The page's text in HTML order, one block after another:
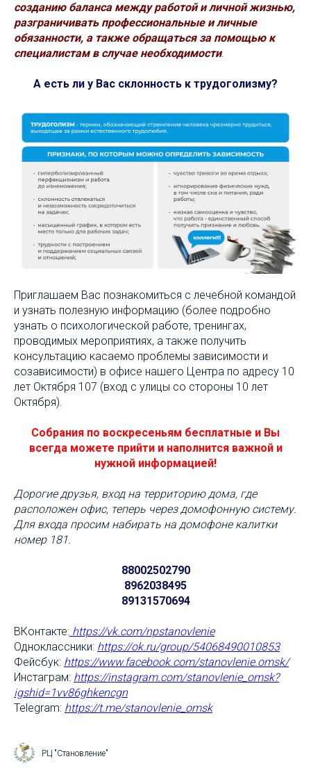
созданию баланса между работой и личной жизнью,
разграничивать профессиональные и личные
обязанности, а также обращаться за помощью к
специалистам в случае необходимости.
А есть ли у Вас склонность к трудоголизму?
Приглашаем Вас познакомиться с лечебной командой
и узнать полезную информацию (более подробно
узнать о психологической работе, тренингах,
проводимых мероприятиях, а также получить
консультацию касаемо проблемы зависимости и
созависимости) в офисе нашего Центра по адресу 10
лет Октября 107 (вход с улицы со стороны 10 лет
Октября).
Собрания по воскресеньям бесплатные и Вы
всегда можете прийти и наполнится важной и
нужной информацией!
Дорогие друзья, вход на территорию дома, где
расположен офис, теперь через домофонную систему.
Для входа просим набирать на домофоне калитки
номер 181.
88002502790
8962038495
89131570694
ВКонтакте: https://vk.com/npstanovlenie
Одноклассники: https://ok.ru/group/54068490010853
Фейсбук: https://www.facebook.com/stanovlenie.omsk/
Инстаграм: https://instagram.com/stanovlenie_omsk?
igshid=1vv86ghkencgn
Telegram: https://t.me/stanovlenie_omsk
РЦ "Становление"